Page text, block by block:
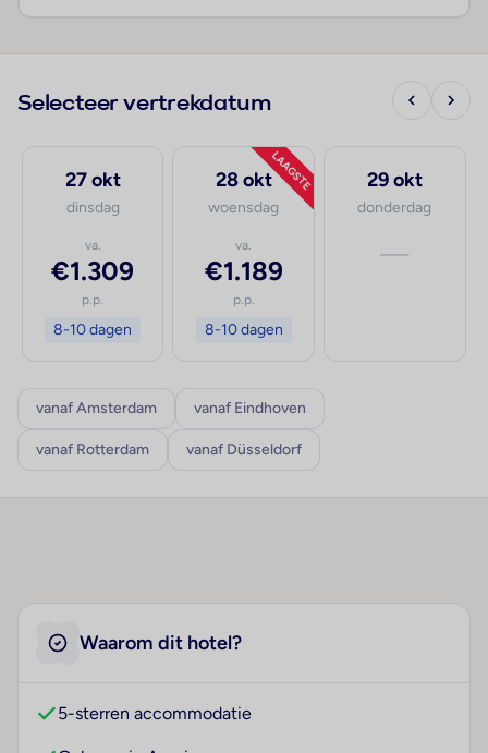
Selecteer vertrekdatum
27 okt
dinsdag
va.
€1.309
p.p.
8-10 dagen
LAAGSTE
28 okt
woensdag
va.
€1.189
p.p.
8-10 dagen
29 okt
donderdag
—
vanaf Amsterdam vanaf Eindhoven
vanaf Rotterdam vanaf Düsseldorf
Waarom dit hotel?
5-sterren accommodatie